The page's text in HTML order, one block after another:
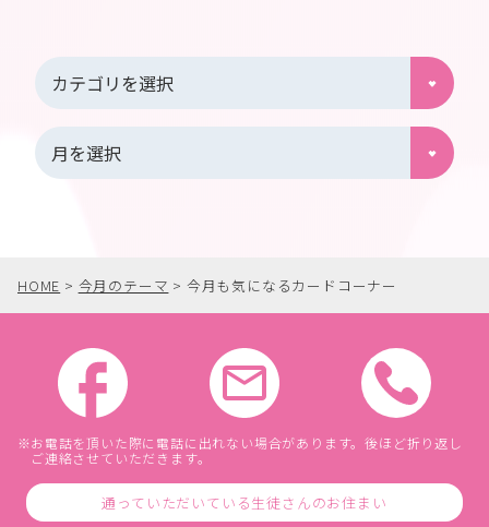
HOME > 今月のテーマ > 今月も気になるカードコーナー
お電話を頂いた際に電話に出れない場合があります。後ほど折り返し
ご連絡させていただきます。
通っていただいている生徒さんのお住まい